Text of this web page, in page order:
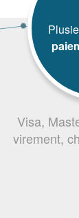
Visa,
virement,